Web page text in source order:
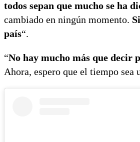
todos sepan que mucho se ha
cambiado en ningún momento.
país“.
“No hay mucho más que
Ahora, espero que el tiempo sea